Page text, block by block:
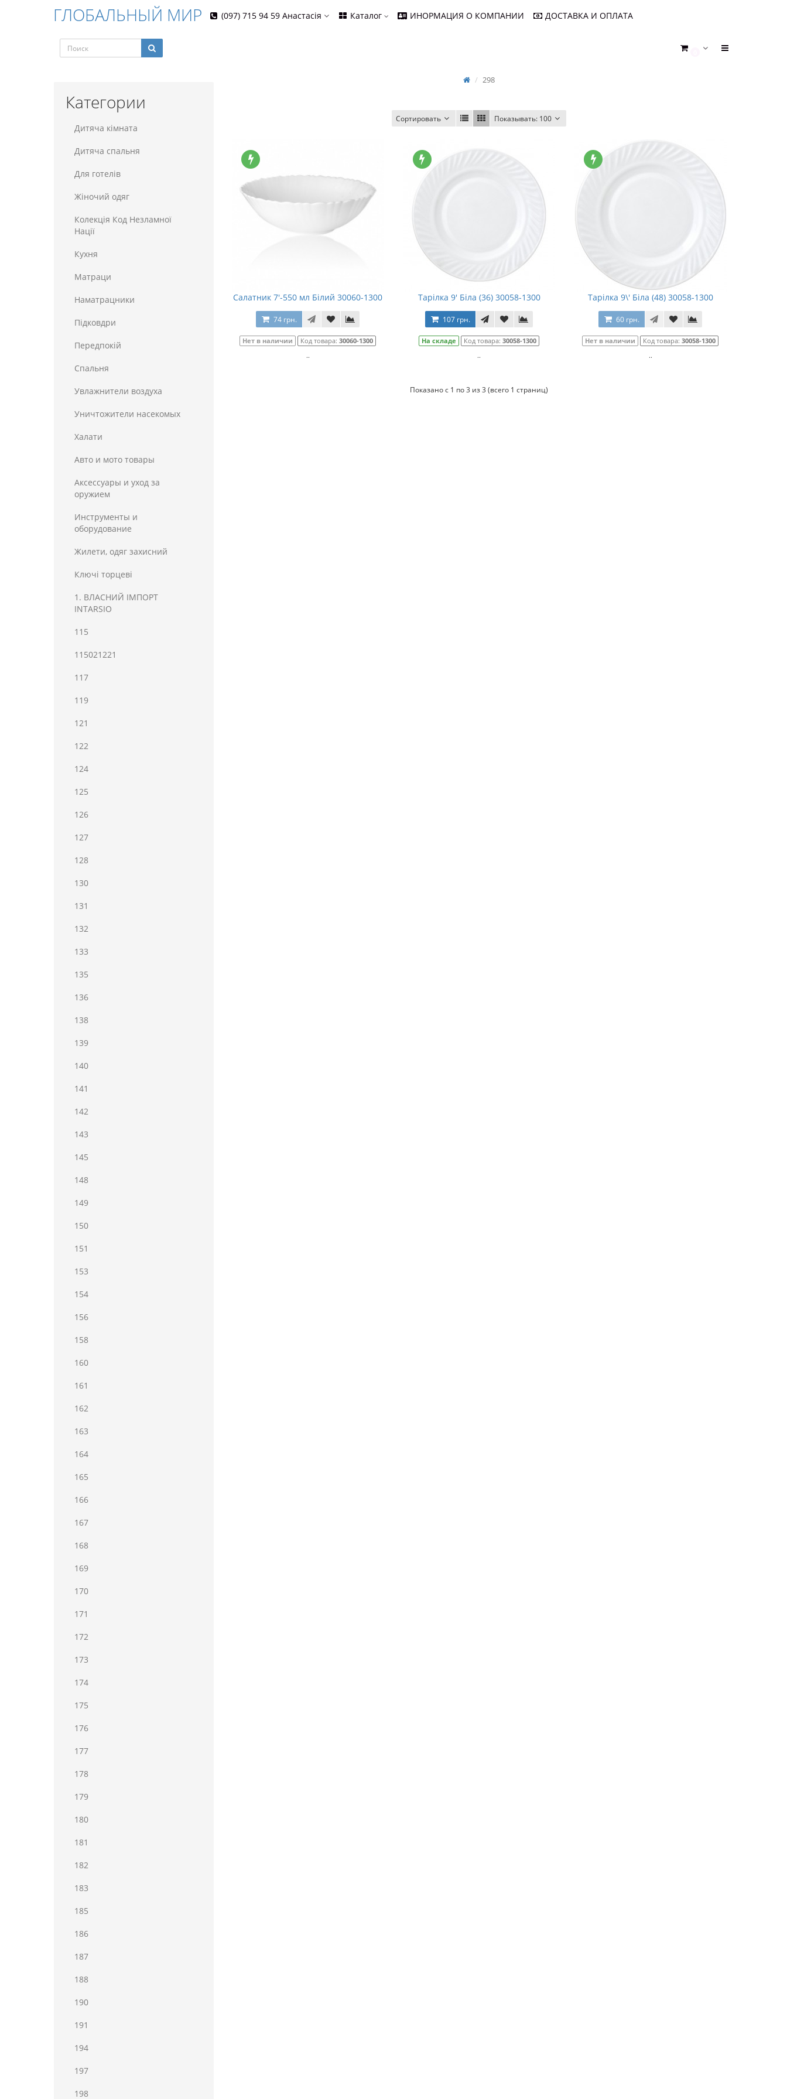
ГЛОБАЛЬНЫЙ МИР (097) 715 94 59 Анастасія Каталог ИНОРМАЦИЯ О КОМПАНИИ ДОСТАВКА И ОПЛАТА
Категории
Дитяча кімната
Дитяча спальня
Для готелiв
Жіночий одяг
Колекція Код Незламної
Нації
Кухня
Матраци
Наматрацники
Пiдковдри
Передпокій
Спальня
Увлажнители воздуха
Уничтожители насекомых
Халати
Авто и мото товары
Аксессуары и уход за
оружием
Инструменты и
оборудование
Жилети, одяг захисний
Ключі торцеві
1. ВЛАСНИЙ ІМПОРТ
INTARSIO
115
115021221
117
119
121
122
124
125
126
127
128
130
131
132
133
135
136
138
139
140
141
142
143
145
148
149
150
151
153
154
156
158
160
161
162
163
164
165
166
167
168
169
170
171
172
173
174
175
176
177
178
179
180
181
182
183
185
186
187
188
190
191
194
197
198
298
Сортировать Показывать: 100
Салатник 7'-550 мл Білий 30060-1300
74 грн.
Нет в наличии Код товара:30060-1300
..
Тарілка 9' Біла (36) 30058-1300
107 грн.
На складе Код товара:30058-1300
..
Тарілка 9\' Біла (48) 30058-1300
60 грн.
Нет в наличии Код товара:30058-1300
..
Показано с 1 по 3 из 3 (всего 1 страниц)